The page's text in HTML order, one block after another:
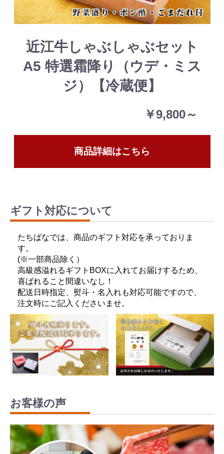
近江牛しゃぶしゃぶセット
A5 特選霜降り（ウデ・ミス
ジ）【冷蔵便】
￥9,800～
商品詳細はこちら
ギフト対応について
たちばなでは、商品のギフト対応を承っておりま
す。
(※一部商品除く）
高級感溢れるギフトBOXに入れてお届けするため、
喜ばれること間違いなし！
配送日時指定、熨斗・名入れも対応可能ですので、
注文時にご記入くださいませ。
お客様の声